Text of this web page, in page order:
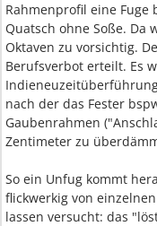
Rahmenprofil eine Fuge
Quatsch ohne Soße. Da
Oktaven zu vorsichtig.
Berufsverbot erteilt. Es
nach der das Fester
Gaubenrahmen
Zentimeter zu
So ein Unfug kommt
flickwerkig von
lassen versucht: das